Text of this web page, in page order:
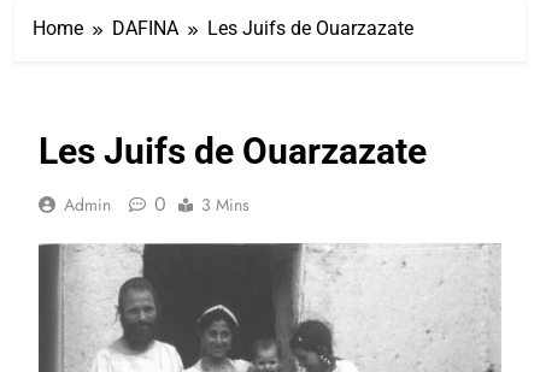
Home DAFINA Les Juifs de Ouarzazate
Les Juifs de Ouarzazate
Admin 0 3 Mins